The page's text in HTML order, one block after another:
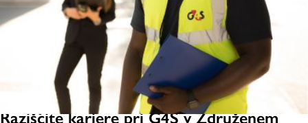
Raziščite kariere pri G4S v Združenem